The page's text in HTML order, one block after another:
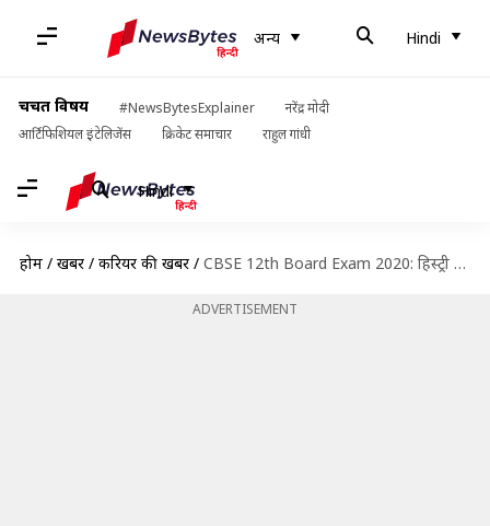
अन्य Hindi
चर्चित विषय #NewsBytesExplainer
नरेंद्र मोदी
आर्टिफिशियल इंटेलिजेंस
क्रिकेट समाचार राहुल गांधी
Hindi
होम / खबरें / करियर की खबरें / CBSE 12th Board Exam 2020: हिस्ट्री में अच्छा स्कोर करने के लिए इन टॉपिक्स को पढ़ें
ADVERTISEMENT